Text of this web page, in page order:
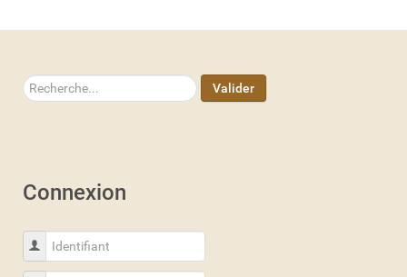
Rechercher Valider
Connexion
Identifiant